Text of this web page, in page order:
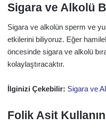
Sigara ve Alkolü
Sigara ve alkolün sperm ve
etkilerini biliyoruz. Eğer
öncesinde sigara ve alkolü
kolaylaştıracaktır.
İlginizi Çekebilir: Sigara ve
Folik Asit Kullanın